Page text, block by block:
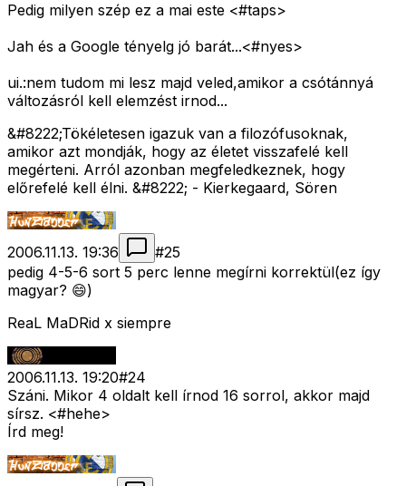
Pedig milyen szép ez a mai este <#taps>
Jah és a Google tényelg jó barát...<#nyes>
ui.:nem tudom mi lesz majd veled,amikor a csótánnyá
változásról kell elemzést irnod...
&#8222;Tökéletesen igazuk van a filozófusoknak,
amikor azt mondják, hogy az életet visszafelé kell
megérteni. Arról azonban megfeledkeznek, hogy
előrefelé kell élni. &#8222; - Kierkegaard, Sören
2006.11.13. 19:36 #25
pedig 4-5-6 sort 5 perc lenne megírni korrektül(ez így
magyar? 😄)
ReaL MaDRid x siempre
2006.11.13. 19:20#24
Száni. Mikor 4 oldalt kell írnod 16 sorrol, akkor majd
sírsz. <#hehe>
Írd meg!